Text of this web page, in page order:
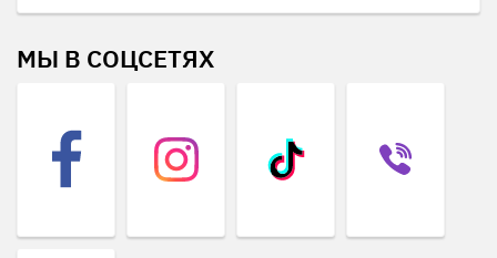
МЫ В СОЦСЕТЯХ